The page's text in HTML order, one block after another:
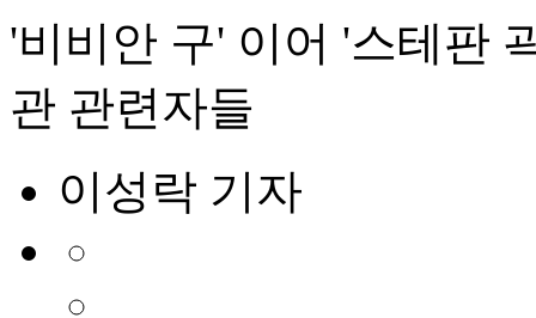
'비비안 구' 이어 '스테판
관 관련자들
이성락 기자